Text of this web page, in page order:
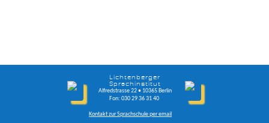
Lichtenberger
Sprachinstitut
Alfredstrasse 22 • 10365 Berlin
Fon: 030 29 36 31 40
Kontakt zur Sprachschule per email